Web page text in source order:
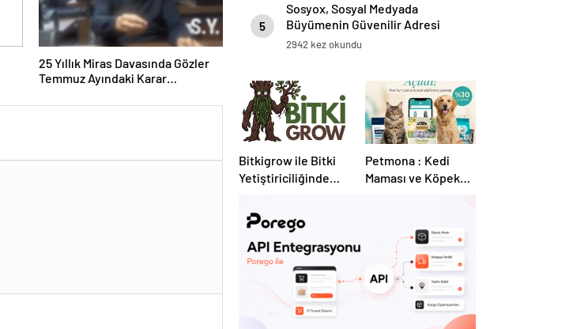
25 Yıllık Miras Davasında Gözler
Temmuz Ayındaki Karar
5
Sosyox, Sosyal Medyada
Büyümenin Güvenilir Adresi
Olarak Öne Çıkıyor
2942 kez okundu
Bitkigrow ile Bitki
Yetiştiriciliğinde
Ürün Seçimi
Petmona : Kedi
Maması ve Köpek